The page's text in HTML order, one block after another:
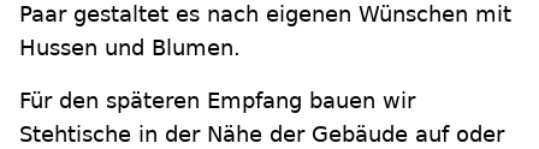
Paar gestaltet es nach eigenen Wünschen mit
Hussen und Blumen.
Für den späteren Empfang bauen wir
Stehtische in der Nähe der Gebäude auf oder